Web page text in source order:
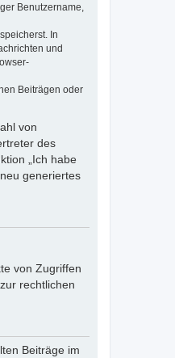
Benutzername,
In
und
Beiträgen oder
von
des
„Ich habe
generiertes
von Zugriffen
rechtlichen
Beiträge im